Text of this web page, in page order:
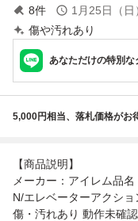
8件 1月25日（
傷や汚れあり
あなただけの特別
5,000円相当、落札価格がお
【商品説明】
メーカー：アイレム品
N/エレベーターアクシ
傷・汚れあり 動作未確